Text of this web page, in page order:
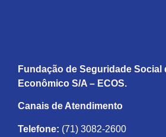
Fundação de Seguridade Social
Econômico S/A – ECOS.
Canais de Atendimento
Telefone: (71) 3082-2600